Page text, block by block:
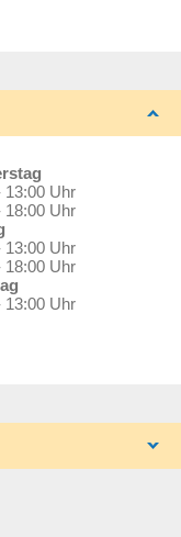
13:00 Uhr
18:00 Uhr
13:00 Uhr
18:00 Uhr
13:00 Uhr